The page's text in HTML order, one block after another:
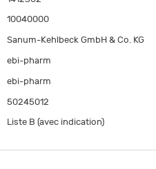
10040000
Sanum-Kehlbeck GmbH & Co. KG
ebi-pharm
ebi-pharm
50245012
Liste B (avec indication)